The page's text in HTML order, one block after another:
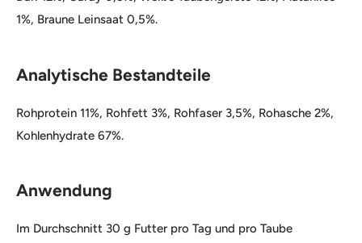
1%, Braune Leinsaat 0,5%.
Analytische Bestandteile
Rohprotein 11%, Rohfett 3%, Rohfaser 3,5%, Rohasche 2%,
Kohlenhydrate 67%.
Anwendung
Im Durchschnitt 30 g Futter pro Tag und pro Taube